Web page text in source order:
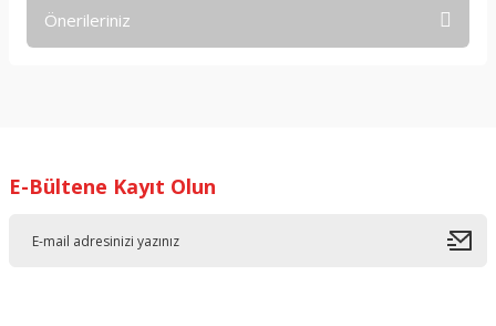
Önerileriniz
Ürün resmi kalitesiz, bozuk veya görüntülenemiyor.
E-Bültene Kayıt Olun